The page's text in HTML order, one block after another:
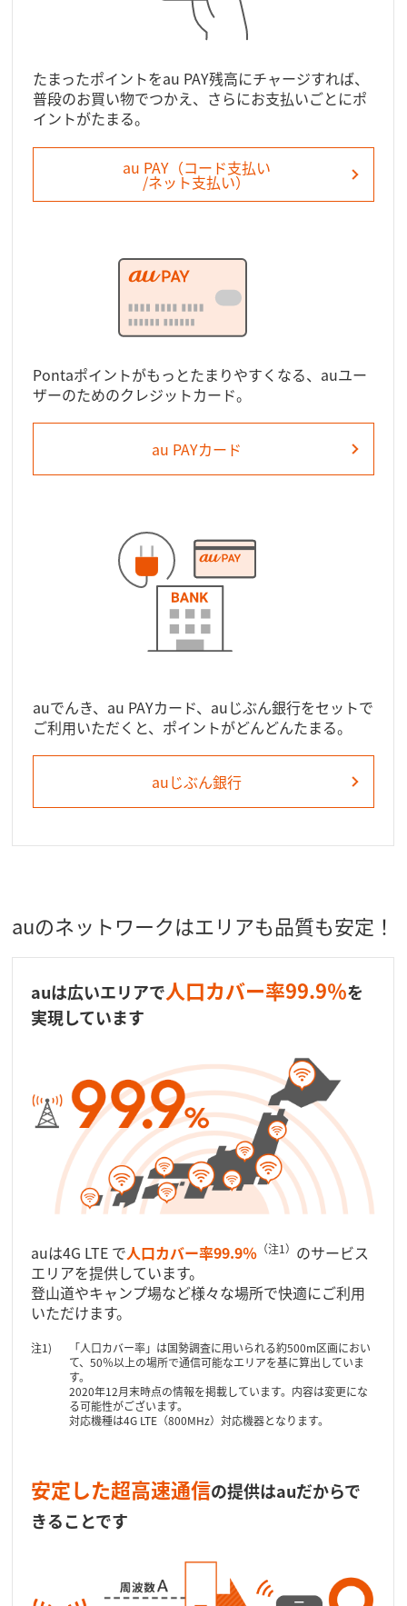
たまったポイントをau PAY残高にチャージすれば、
普段のお買い物でつかえ、さらにお支払いごとにポ
イントがたまる。
au PAY（コード支払い
/ネット支払い）
Pontaポイントがもっとたまりやすくなる、auユー
ザーのためのクレジットカード。
au PAYカード
auでんき、au PAYカード、auじぶん銀行をセットで
ご利用いただくと、ポイントがどんどんたまる。
auじぶん銀行
auのネットワークはエリアも品質も安定！
auは広いエリアで人口カバー率99.9％を
実現しています
auは4G LTE で人口カバー率99.9％ （注1） のサービス
エリアを提供しています。
登山道やキャンプ場など様々な場所で快適にご利用
いただけます。
「人口カバー率」は国勢調査に用いられる約500m区画におい
て、50％以上の場所で通信可能なエリアを基に算出していま
す。
2020年12月末時点の情報を掲載しています。内容は変更にな
る可能性がございます。
対応機種は4G LTE（800MHz）対応機器となります。
安定した超高速通信の提供はauだからで
きることです